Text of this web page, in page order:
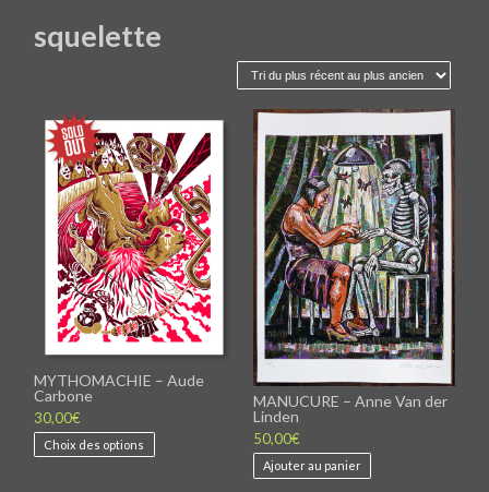
squelette
MYTHOMACHIE – Aude
Carbone
30,00€
Choix des options
MANUCURE – Anne Van der
Linden
50,00€
Ajouter au panier